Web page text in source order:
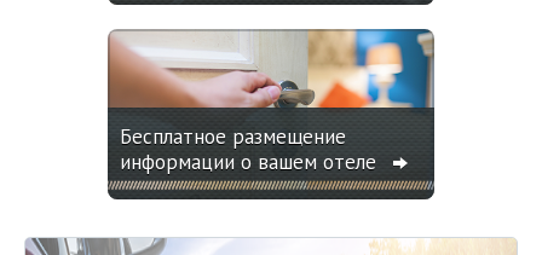
Бесплатное размещение
информации о вашем отеле